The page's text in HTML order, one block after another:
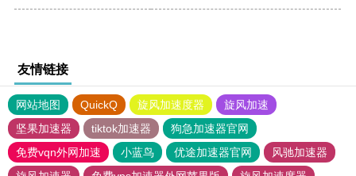
友情链接
网站地图 QuickQ 旋风加速度器
旋风加速
坚果加速器
tiktok加速器
狗急加速器官网
免费vqn外网加速
小蓝鸟 优途加速器官网
风驰加速器